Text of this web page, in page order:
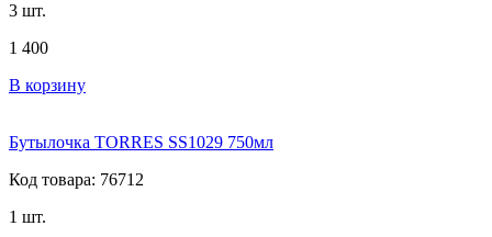
3 шт.
1 400
В корзину
Бутылочка TORRES SS1029 750мл
Код товара: 76712
1 шт.